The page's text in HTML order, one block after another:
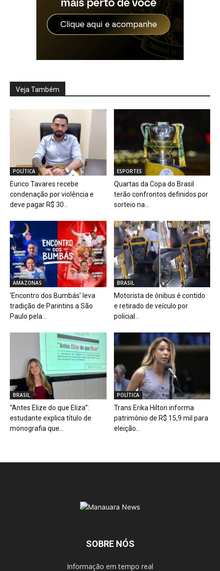
Veja Também
POLÍTICA
Eurico Tavares recebe
condenação por violência e
deve pagar R$ 30...
ESPORTES
Quartas da Copa do Brasil
terão confrontos definidos por
sorteio na...
AMAZONAS
‘Encontro dos Bumbás’ leva
tradição de Parintins a São
Paulo pela...
BRASIL
Motorista de ônibus é contido
e retirado de veículo por
policial...
BRASIL
“Antes Elize do que Eliza”:
estudante explica título de
monografia que...
POLÍTICA
Trans Erika Hilton informa
patrimônio de R$ 15,9 mil para
eleição...
SOBRE NÓS
Informação em tempo real